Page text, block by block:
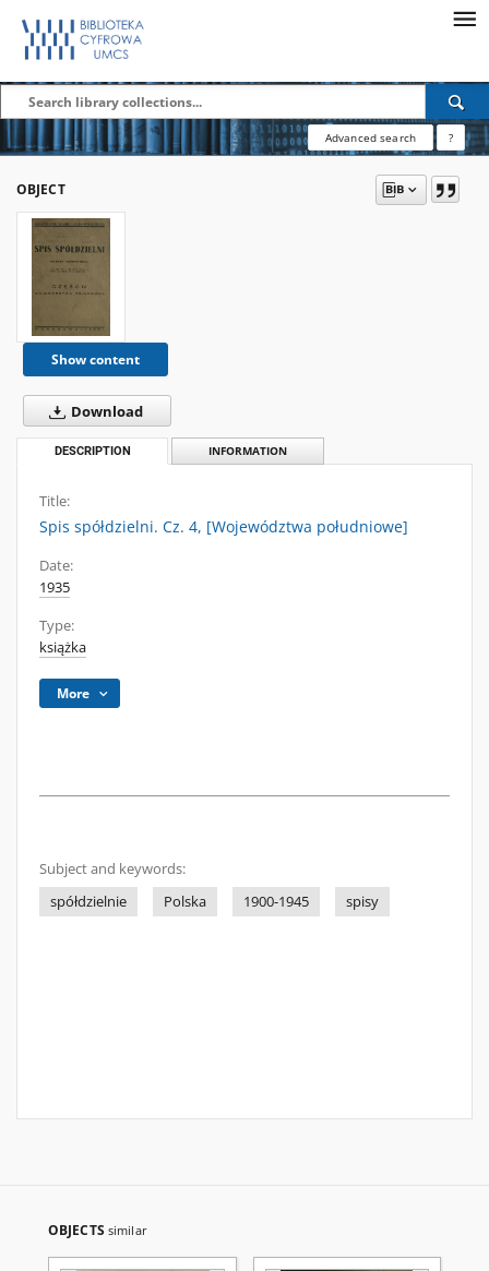
Advanced search ?
OBJECT
Show content
Download
DESCRIPTION INFORMATION
Title:
Spis spółdzielni. Cz. 4, [Województwa południowe]
Date:
1935
Type:
książka
More
Subject and keywords:
spółdzielnie
Polska 1900-1945 spisy
OBJECTS similar